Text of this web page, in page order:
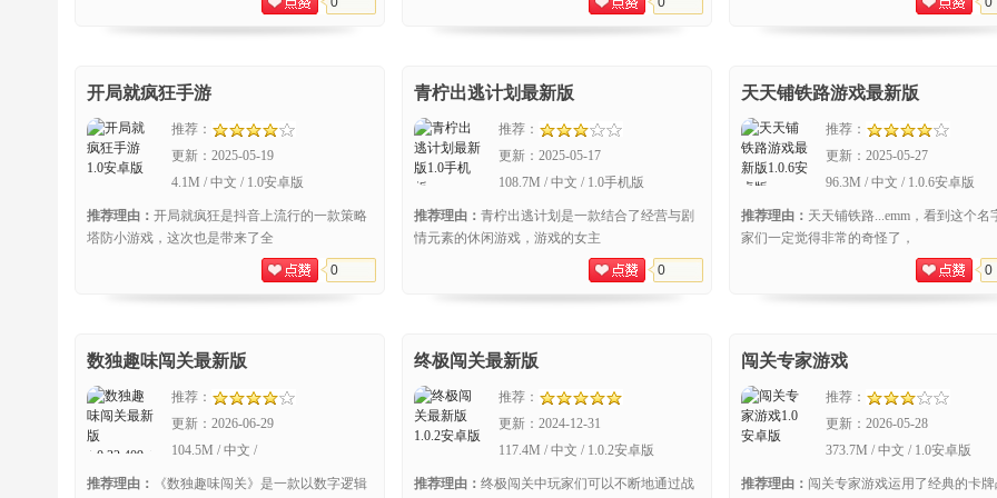
开局就疯狂手游
推荐：
更新： 2025-05-19
4.1M / 中文 / 1.0安卓版
推荐理由： 开局就疯狂是抖音上流行的一款策略
塔防小游戏，这次也是带来了全
0
青柠出逃计划最新版
推荐：
更新： 2025-05-17
108.7M / 中文 / 1.0手机版
推荐理由： 青柠出逃计划是一款结合了经营与剧
情元素的休闲游戏，游戏的女主
0
天天铺铁路游戏最新版
推荐：
更新： 2025-05-27
96.3M / 中文 / 1.0.6安卓版
推荐理由： 天天铺铁路...emm，看到这个名
家们一定觉得非常的奇怪了，
0
数独趣味闯关最新版
推荐：
更新： 2026-06-29
104.5M / 中文 /
推荐理由：
《数独趣味闯关》是一款以数字逻辑
终极闯关最新版
推荐：
更新： 2024-12-31
117.4M / 中文 / 1.0.2安卓版
推荐理由： 终极闯关中玩家们可以不断地通过战
闯关专家游戏
推荐：
更新： 2026-05-28
373.7M / 中文 / 1.0安卓版
推荐理由： 闯关专家游戏运用了经典的卡